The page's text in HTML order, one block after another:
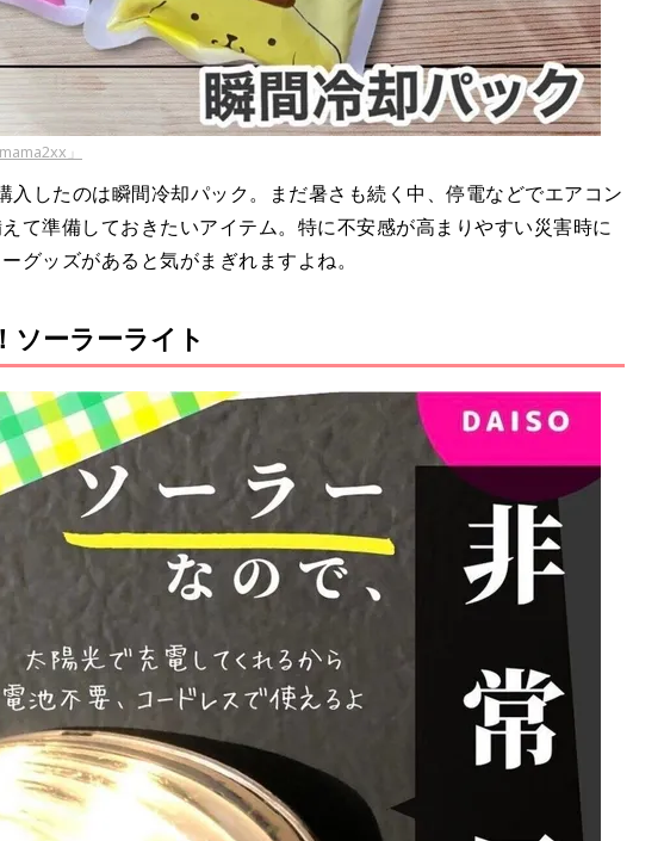
」
入したのは瞬間冷却パック。まだ暑さも続く中、停電などでエアコン
て準備しておきたいアイテム。特に不安感が高まりやすい災害時に
グッズがあると気がまぎれますよね。
ソーラーライト